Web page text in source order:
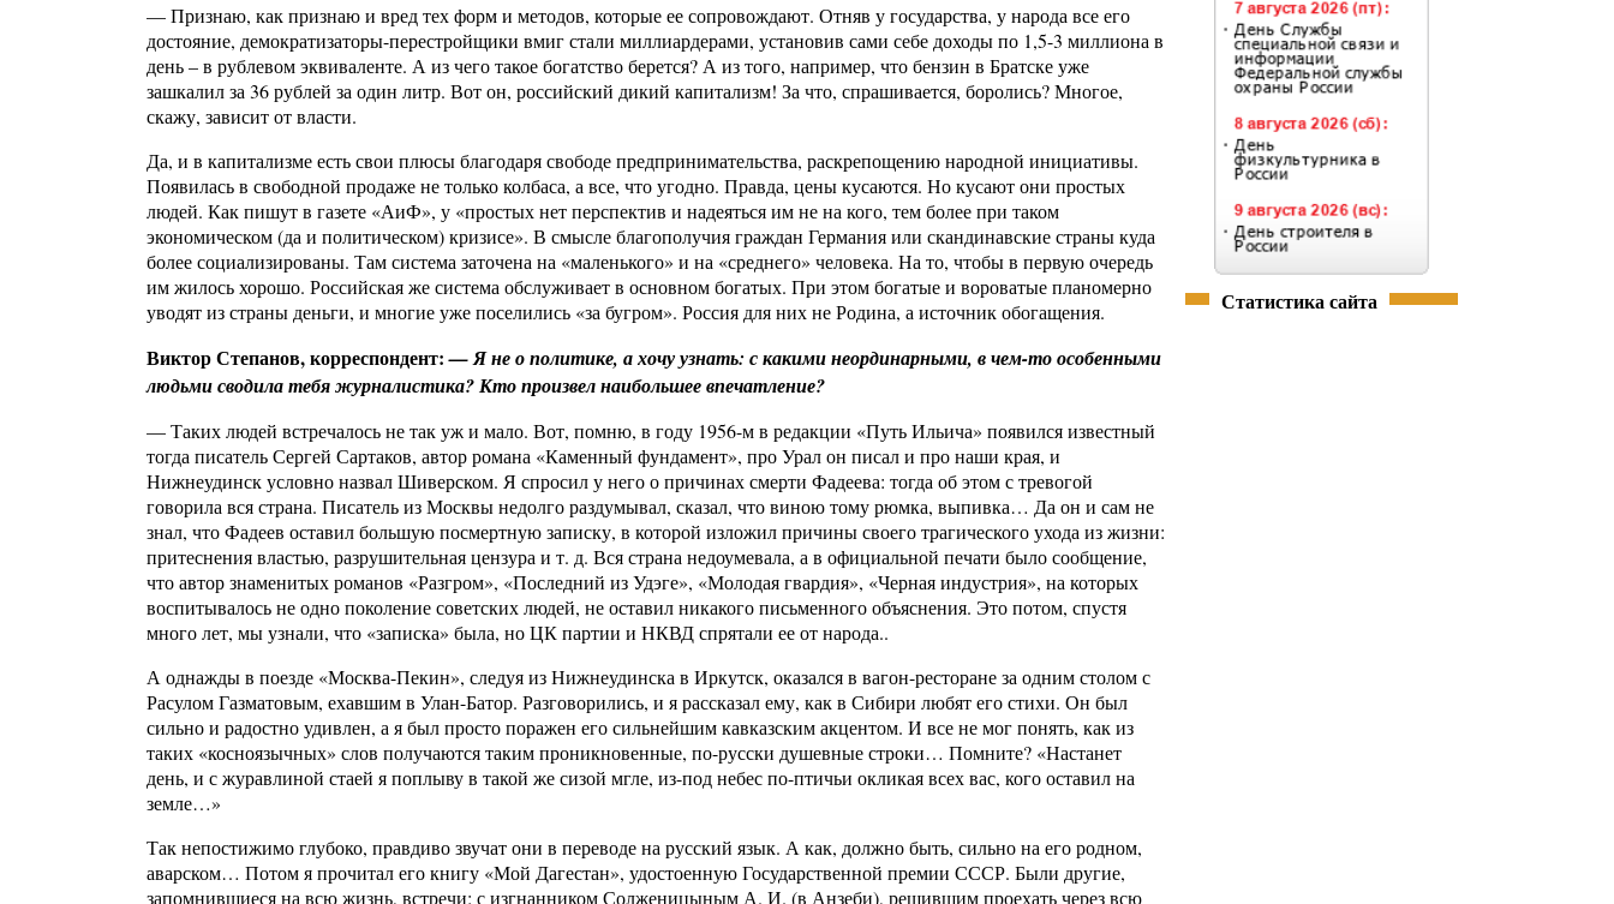
— Признаю, как признаю и вред тех форм и методов, которые ее сопровождают. Отняв у государства, у народа все его
достояние, демократизаторы-перестройщики вмиг стали миллиардерами, установив сами себе доходы по 1,5-3 миллиона в
день – в рублевом эквиваленте. А из чего такое богатство берется? А из того, например, что бензин в Братске уже
зашкалил за 36 рублей за один литр. Вот он, российский дикий капитализм! За что, спрашивается, боролись? Многое,
скажу, зависит от власти.
Да, и в капитализме есть свои плюсы благодаря свободе предпринимательства, раскрепощению народной инициативы.
Появилась в свободной продаже не только колбаса, а все, что угодно. Правда, цены кусаются. Но кусают они простых
людей. Как пишут в газете «АиФ», у «простых нет перспектив и надеяться им не на кого, тем более при таком
экономическом (да и политическом) кризисе». В смысле благополучия граждан Германия или скандинавские страны куда
более социализированы. Там система заточена на «маленького» и на «среднего» человека. На то, чтобы в первую очередь
им жилось хорошо. Российская же система обслуживает в основном богатых. При этом богатые и вороватые планомерно
уводят из страны деньги, и многие уже поселились «за бугром». Россия для них не Родина, а источник обогащения.
Виктор Степанов, корреспондент:— Я не о политике, а хочу узнать: с какими неординарными, в чем-то особенными
людьми сводила тебя журналистика? Кто произвел наибольшее впечатление?
— Таких людей встречалось не так уж и мало. Вот, помню, в году 1956-м в редакции «Путь Ильича» появился известный
тогда писатель Сергей Сартаков, автор романа «Каменный фундамент», про Урал он писал и про наши края, и
Нижнеудинск условно назвал Шиверском. Я спросил у него о причинах смерти Фадеева: тогда об этом с тревогой
говорила вся страна. Писатель из Москвы недолго раздумывал, сказал, что виною тому рюмка, выпивка… Да он и сам не
знал, что Фадеев оставил большую посмертную записку, в которой изложил причины своего трагического ухода из жизни:
притеснения властью, разрушительная цензура и т. д. Вся страна недоумевала, а в официальной печати было сообщение,
что автор знаменитых романов «Разгром», «Последний из Удэге», «Молодая гвардия», «Черная индустрия», на которых
воспитывалось не одно поколение советских людей, не оставил никакого письменного объяснения. Это потом, спустя
много лет, мы узнали, что «записка» была, но ЦК партии и НКВД спрятали ее от народа..
А однажды в поезде «Москва-Пекин», следуя из Нижнеудинска в Иркутск, оказался в вагон-ресторане за одним столом с
Расулом Газматовым, ехавшим в Улан-Батор. Разговорились, и я рассказал ему, как в Сибири любят его стихи. Он был
сильно и радостно удивлен, а я был просто поражен его сильнейшим кавказским акцентом. И все не мог понять, как из
таких «косноязычных» слов получаются таким проникновенные, по-русски душевные строки… Помните? «Настанет
день, и с журавлиной стаей я поплыву в такой же сизой мгле, из-под небес по-птичьи окликая всех вас, кого оставил на
земле…»
Так непостижимо глубоко, правдиво звучат они в переводе на русский язык. А как, должно быть, сильно на его родном,
аварском… Потом я прочитал его книгу «Мой Дагестан», удостоенную Государственной премии СССР. Были другие,
запомнившиеся на всю жизнь, встречи: с изгнанником Солженицыным А. И. (в Анзеби), решившим проехать через всю
Статистика сайта